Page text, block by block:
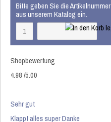
Bitte geben Sie die Artikelnummer
aus unserem Katalog ein.
Shopbewertung
4.98/5.00
Sehr gut
Klappt alles super Danke